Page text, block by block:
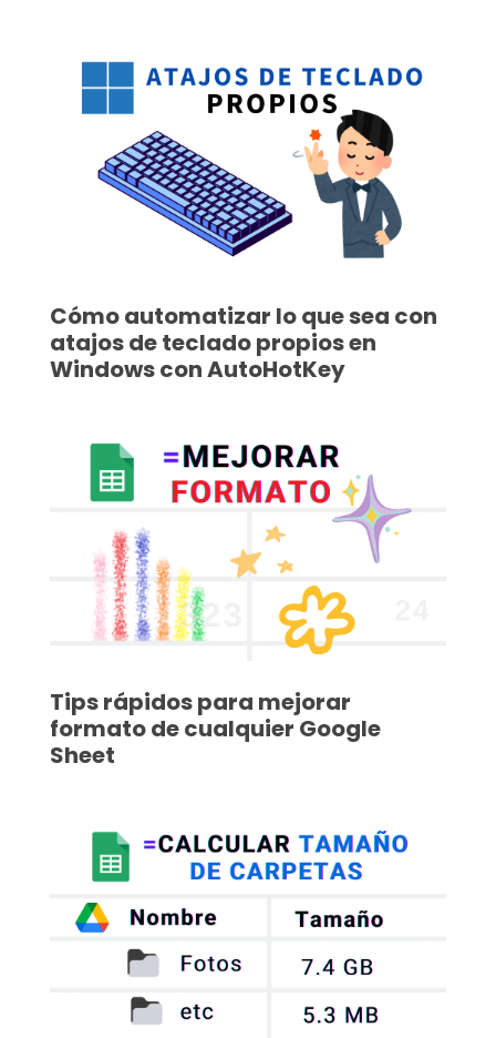
Cómo automatizar lo que sea con
atajos de teclado propios en
Windows con AutoHotKey
Tips rápidos para mejorar
formato de cualquier Google
Sheet